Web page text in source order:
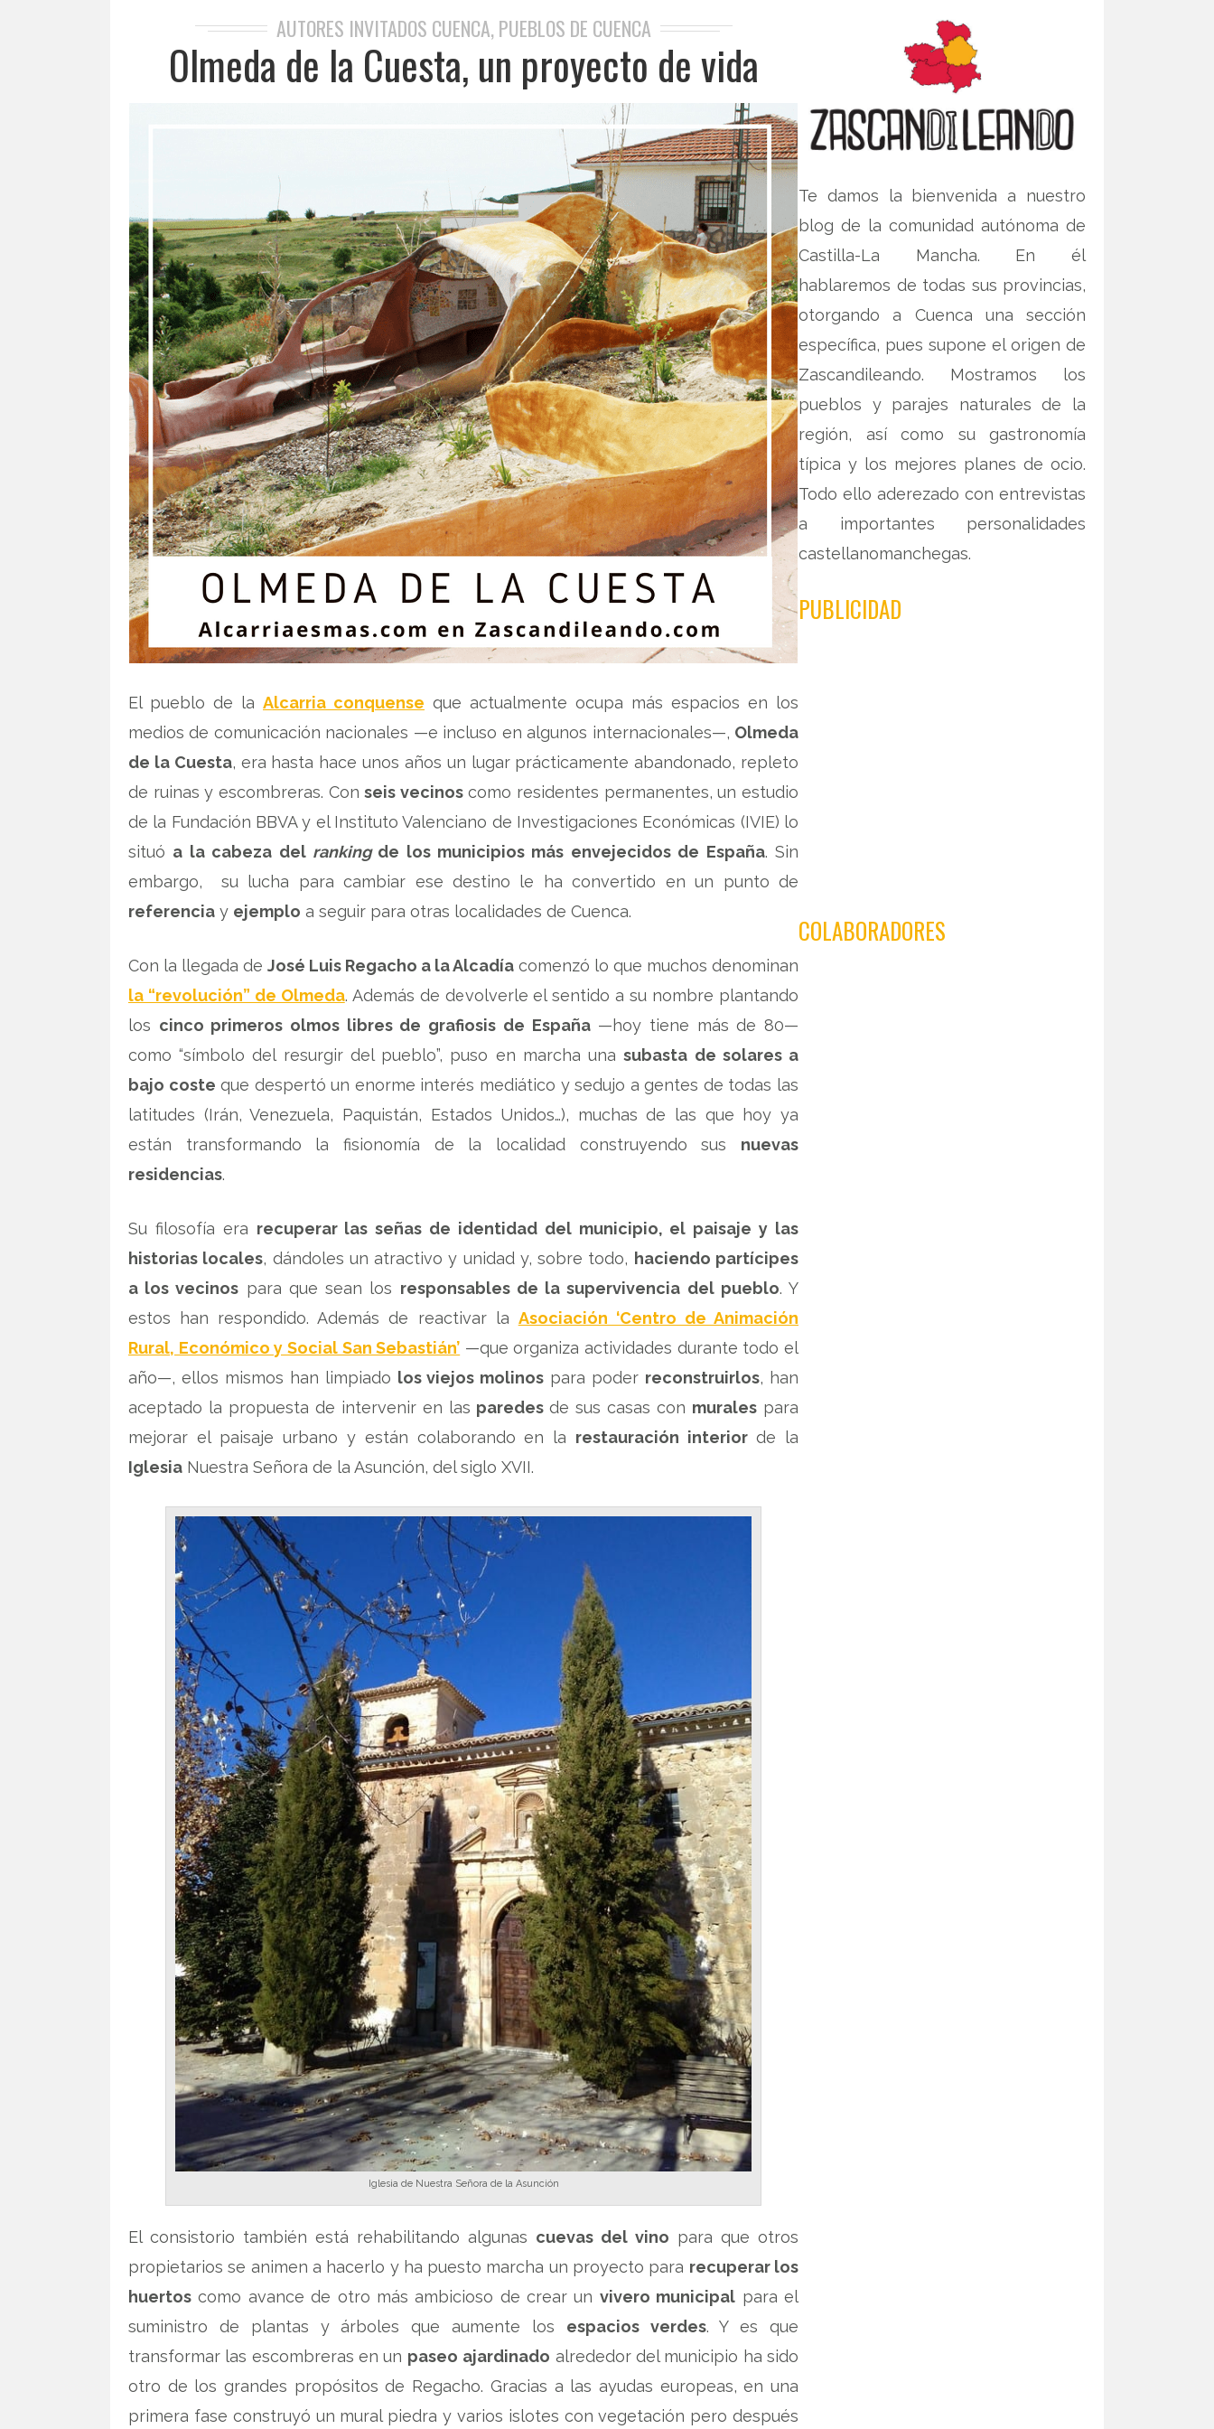
AUTORES INVITADOS CUENCA,PUEBLOS DE CUENCA
Olmeda de la Cuesta, un proyecto de vida
El pueblo de la Alcarria conquense que actualmente ocupa más espacios en los
medios de comunicación nacionales —e incluso en algunos internacionales—, Olmeda
de la Cuesta, era hasta hace unos años un lugar prácticamente abandonado, repleto
de ruinas y escombreras. Conseis vecinoscomo residentes permanentes, un estudio
de la Fundación BBVA y el Instituto Valenciano de Investigaciones Económicas (IVIE) lo
situó a la cabeza del rankingde los municipios más envejecidos de España. Sin
embargo, su lucha para cambiar ese destino le ha convertido en un punto de
referencia y ejemplo a seguir para otras localidades de Cuenca.
Con la llegada de José Luis Regacho a la Alcadía comenzó lo que muchos denominan
la “revolución” de Olmeda. Además de devolverle el sentido a su nombre plantando
los cinco primeros olmos libres de grafiosis de España—hoy tiene más de 80—
como “símbolo del resurgir del pueblo”, puso en marcha unasubasta de solares a
bajo coste que despertó un enorme interés mediático y sedujo a gentes de todas las
latitudes (Irán, Venezuela, Paquistán, Estados Unidos…), muchas de las que hoy ya
están transformando la fisionomía de la localidad construyendo sus nuevas
residencias.
Su filosofía era recuperar las señas de identidad del municipio, el paisaje y las
historias locales, dándoles un atractivo y unidad y, sobre todo, haciendo partícipes
a los vecinos para que sean los responsables de la supervivencia del pueblo. Y
estos han respondido. Además de reactivar la Asociación ‘Centro de Animación
Rural, Económico y Social San Sebastián’ —que organiza actividades durante todo el
año—, ellos mismos han limpiado los viejos molinos para poder reconstruirlos, han
aceptado la propuesta de intervenir en las paredesde sus casas con murales para
mejorar el paisaje urbano y están colaborando en la restauración interiorde la
Iglesia Nuestra Señora de la Asunción, del siglo XVII.
Iglesia de Nuestra Señora de la Asunción
El consistorio también está rehabilitando algunas cuevas del vino para que otros
propietarios se animen a hacerlo y ha puesto marcha un proyecto para recuperar los
huertos como avance de otro más ambicioso de crear un vivero municipal para el
suministro de plantas y árboles que aumente los espacios verdes. Y es que
transformar las escombreras en un paseo ajardinado alrededor del municipio ha sido
otro de los grandes propósitos de Regacho. Gracias a las ayudas europeas, en una
primera fase construyó un mural piedra y varios islotes con vegetación pero después
Te damos la bienvenida a nuestro
blog de la comunidad autónoma de
Castilla-La Mancha. En él
hablaremos de todas sus provincias,
otorgando a Cuenca una sección
específica, pues supone el origen de
Zascandileando. Mostramos los
pueblos y parajes naturales de la
región, así como su gastronomía
típica y los mejores planes de ocio.
Todo ello aderezado con entrevistas
a importantes personalidades
castellanomanchegas.
PUBLICIDAD
COLABORADORES